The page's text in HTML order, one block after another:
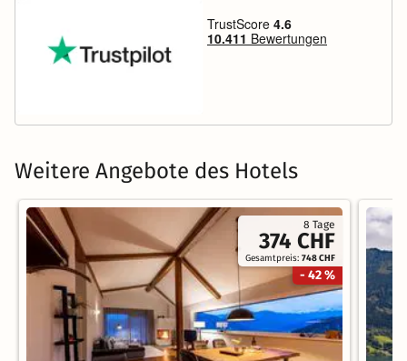
Weitere Angebote des Hotels
8 Tage
374 CHF
Gesamtpreis:748 CHF
- 42 %